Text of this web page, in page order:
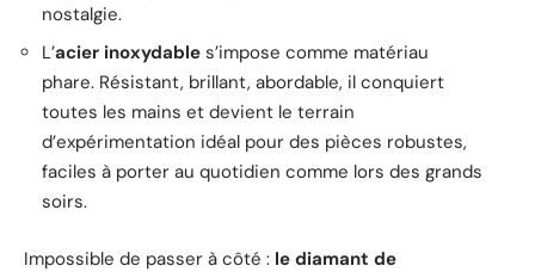
nostalgie.
L’acier inoxydable s’impose comme matériau
phare. Résistant, brillant, abordable, il conquiert
toutes les mains et devient le terrain
d’expérimentation idéal pour des pièces robustes,
faciles à porter au quotidien comme lors des grands
soirs.
Impossible de passer à côté : le diamant de